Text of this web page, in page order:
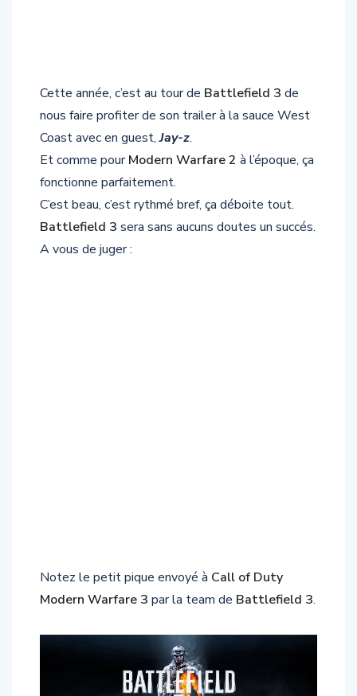
Cette année, c’est au tour de Battlefield 3 de
nous faire profiter de son trailer à la sauce West
Coast avec en guest,Jay-z.
Et comme pourModern Warfare 2 à l’époque, ça
fonctionne parfaitement.
C’est beau, c’est rythmé bref, ça déboite tout.
Battlefield 3 sera sans aucuns doutes un succés.
A vous de juger :
Notez le petit pique envoyé à Call of Duty
Modern Warfare 3 par la team de Battlefield 3.